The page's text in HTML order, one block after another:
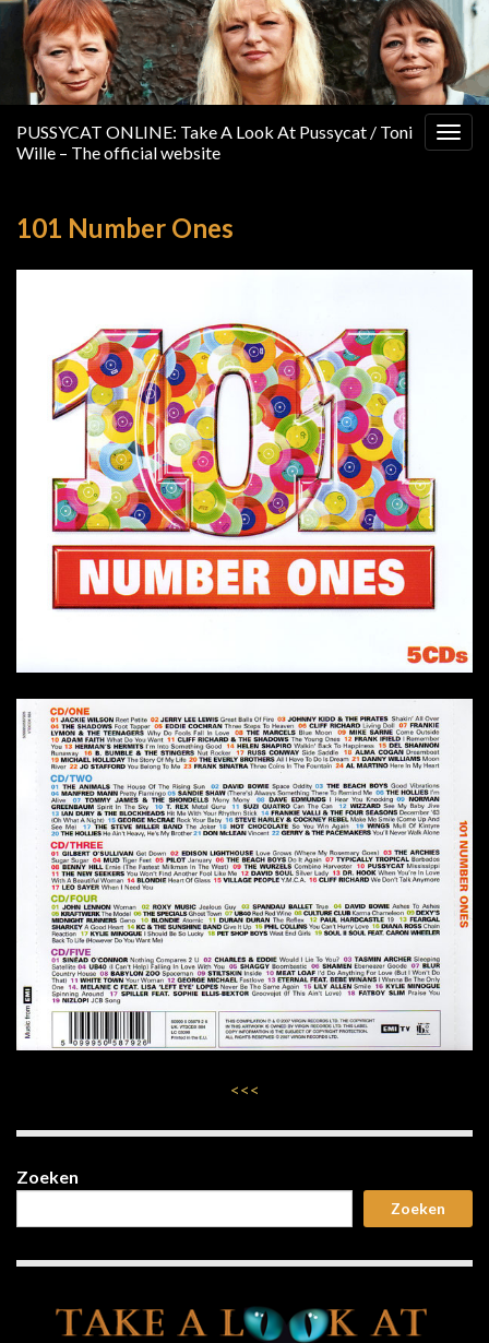
PUSSYCAT ONLINE: Take A Look At Pussycat / Toni
Wille – The official website
101 Number Ones
<<<
Zoeken
Zoeken